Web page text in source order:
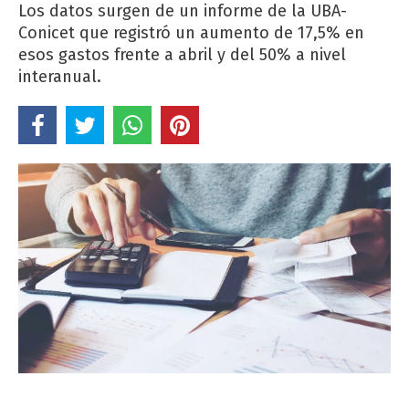
Los datos surgen de un informe de la UBA-
Conicet que registró un aumento de 17,5% en
esos gastos frente a abril y del 50% a nivel
interanual.